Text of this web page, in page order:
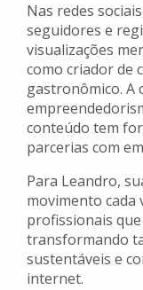
Nas redes
seguidores e
visualizações
como criador de
gastronômico. A
conteúdo tem
parcerias com
Para Leandro,
movimento cada
profissionais
transformando
sustentáveis e
internet.